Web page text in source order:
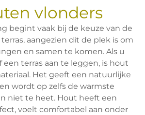
vlonders
begint vaak bij de keuze van de
aangezien dit de plek is om
en samen te komen. Als u
een terras aan te leggen, is hout
Het geeft een natuurlijke
wordt op zelfs de warmste
niet te heet. Hout heeft een
voelt comfortabel aan onder